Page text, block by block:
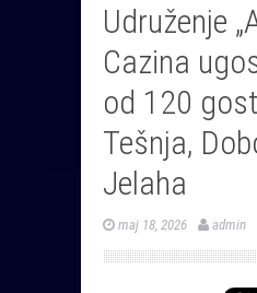
Udruženje
Cazina
od 120
Tešnja,
Jelaha
maj 18, 2026 admin